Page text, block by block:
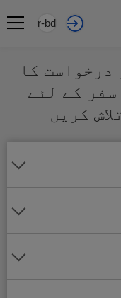
ur-bd
درخواست کا
کے لئے
کریں